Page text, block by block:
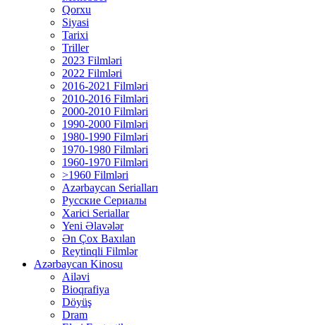
Qorxu
Siyasi
Tarixi
Triller
2023 Filmləri
2022 Filmləri
2016-2021 Filmləri
2010-2016 Filmləri
2000-2010 Filmləri
1990-2000 Filmləri
1980-1990 Filmləri
1970-1980 Filmləri
1960-1970 Filmləri
>1960 Filmləri
Azərbaycan Serialları
Русские Сериалы
Xarici Seriallar
Yeni Əlavələr
Ən Çox Baxılan
Reytinqli Filmlər
Azərbaycan Kinosu
Ailəvi
Bioqrafiya
Döyüş
Dram